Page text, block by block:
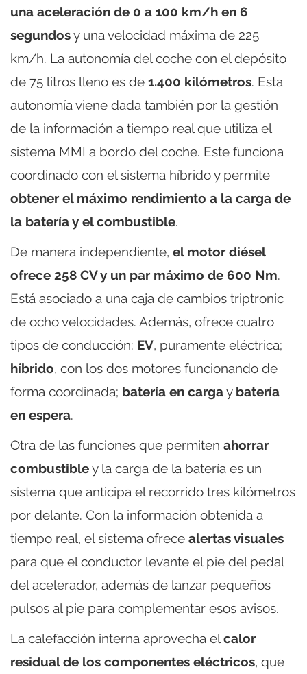
una aceleración de 0 a 100 km/h en 6
segundosy una velocidad máxima de 225
km/h. La autonomía del coche con el depósito
de 75 litros lleno es de 1.400 kilómetros. Esta
autonomía viene dada también por la gestión
de la información a tiempo real que utiliza el
sistema MMI a bordo del coche. Este funciona
coordinado con el sistema híbrido y permite
obtener el máximo rendimiento a la carga de
la batería y el combustible.
De manera independiente, el motor diésel
ofrece 258 CV y un par máximo de 600 Nm.
Está asociado a una caja de cambios triptronic
de ocho velocidades. Además, ofrece cuatro
tipos de conducción: EV, puramente eléctrica;
híbrido, con los dos motores funcionando de
forma coordinada; batería en cargay batería
en espera.
Otra de las funciones que permiten ahorrar
combustibley la carga de la batería es un
sistema que anticipa el recorrido tres kilómetros
por delante. Con la información obtenida a
tiempo real, el sistema ofrece alertas visuales
para que el conductor levante el pie del pedal
del acelerador, además de lanzar pequeños
pulsos al pie para complementar esos avisos.
La calefacción interna aprovecha elcalor
residual de los componentes eléctricos, que